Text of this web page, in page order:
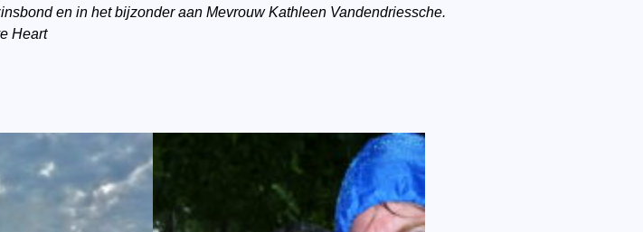
en in het bijzonder aan Mevrouw Kathleen Vandendriessche.
Heart